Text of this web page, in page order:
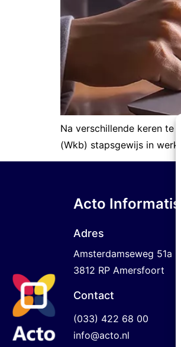
Na verschillende keren te
(Wkb) stapsgewijs in
Acto
Adres
Amsterdamseweg 51a
3812 RP Amersfoort
Contact
(033) 422 68 00
info@acto.nl